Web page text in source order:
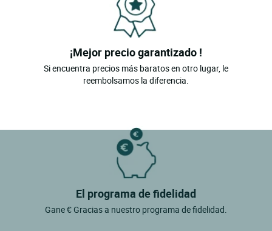
¡Mejor precio garantizado !
Si encuentra precios más baratos en otro lugar, le
reembolsamos la diferencia.
El programa de fidelidad
Gane € Gracias a nuestro programa de fidelidad.